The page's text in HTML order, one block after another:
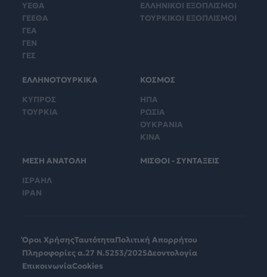
ΥΕΘΑ
ΓΕΕΘΑ
ΓΕΑ
ΓΕΝ
ΓΕΣ
ΕΛΛΗΝΙΚΟΙ ΕΞΟΠΛΙΣΜΟΙ
ΤΟΥΡΚΙΚΟΙ ΕΞΟΠΛΙΣΜΟΙ
ΕΛΛΗΝΟΤΟΥΡΚΙΚΑ
ΚΥΠΡΟΣ
ΤΟΥΡΚΙΑ
ΚΟΣΜΟΣ
ΗΠΑ
ΡΩΣΙΑ
ΟΥΚΡΑΝΙΑ
ΚΙΝΑ
ΜΕΣΗ ΑΝΑΤΟΛΗ
ΙΣΡΑΗΛ
ΙΡΑΝ
ΜΙΣΘΟΙ - ΣΥΝΤΑΞΕΙΣ
Όροι ΧρήσηςΤαυτότηταΠολιτική Απορρήτου
Πληροφορίες α.27 Ν.5253/2025Δεοντολογία
ΕπικοινωνίαCookies